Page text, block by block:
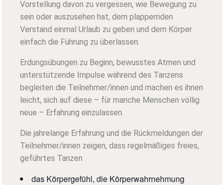
Vorstellung davon zu vergessen, wie Bewegung zu
sein oder auszusehen hat, dem plappernden
Verstand einmal Urlaub zu geben und dem Körper
einfach die Führung zu überlassen.
Erdungsübungen zu Beginn, bewusstes Atmen und
unterstützende Impulse während des Tanzens
begleiten die Teilnehmer/innen und machen es ihnen
leicht, sich auf diese – für manche Menschen völlig
neue – Erfahrung einzulassen.
Die jahrelange Erfahrung und die Rückmeldungen der
Teilnehmer/innen zeigen, dass regelmäßiges freies,
geführtes Tanzen
das Körpergefühl, die Körperwahrnehmung